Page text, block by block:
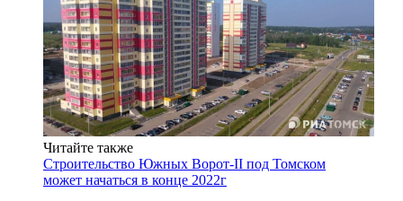
Читайте также
Строительство Южных Ворот-II под Томском
может начаться в конце 2022г